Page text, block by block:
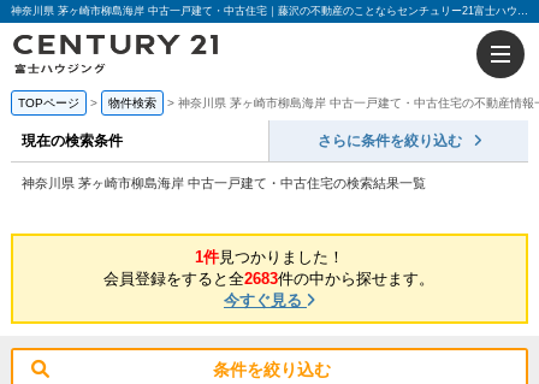
神奈川県 茅ヶ崎市柳島海岸 中古一戸建て・中古住宅｜藤沢の不動産のことならセンチュリー21富士ハウジング
TOPページ 物件検索 神奈川県 茅ヶ崎市柳島海岸 中古一戸建て・中古住宅の不動産情報
現在の検索条件 さらに条件を絞り込む
神奈川県 茅ヶ崎市柳島海岸 中古一戸建て・中古住宅の検索結果一覧
1件見つかりました！
会員登録をすると全2683件の中から探せます。
今すぐ見る
条件を絞り込む